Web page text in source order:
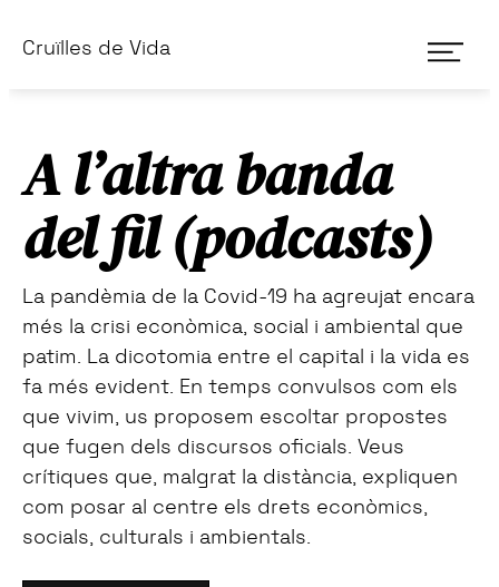
to
to
Cruïlles de Vida
A l’altra banda
del fil (podcasts)
La pandèmia de la Covid-19 ha agreujat encara
més la crisi econòmica, social i ambiental que
patim. La dicotomia entre el capital i la vida es
fa més evident. En temps convulsos com els
que vivim, us proposem escoltar propostes
que fugen dels discursos oficials. Veus
crítiques que, malgrat la distància, expliquen
com posar al centre els drets econòmics,
socials, culturals i ambientals.